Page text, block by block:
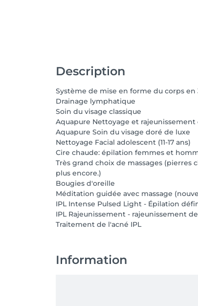
Description
Système de mise en forme du corps en
Drainage lymphatique
Soin du visage classique
Aquapure Nettoyage et rajeunissement
Aquapure Soin du visage doré de luxe
Nettoyage Facial adolescent (11-17 ans)
Cire chaude: épilation femmes et
Très grand choix de massages (pierres
plus encore.)
Bougies d'oreille
Méditation guidée avec massage
IPL Intense Pulsed Light - Épilation
IPL Rajeunissement - rajeunissement
Traitement de l'acné IPL
Information